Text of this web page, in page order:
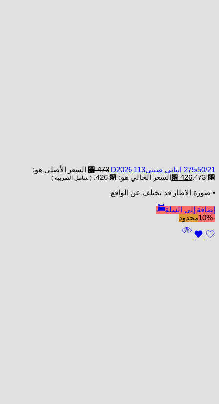
275/50/21 ابتاني صينيD2026 113 ⃁473
السعر الأصلي هو:
⃁ 473.
⃁ 426 السعر الحالي هو: ⃁ 426. ( شامل الضريبة )
• صورة الاطار قد تختلف عن الواقع
إضافة إلى السلة
-10%
محدود